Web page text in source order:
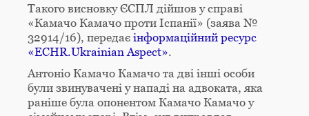
Такого висновку ЄСПЛ дійшов у справі
«Камачо Камачо проти Іспанії» (заява №
32914/16), передає інформаційний ресурс
«ECHR.Ukrainian Aspect».
Антоніо Камачо Камачо та дві інші особи
були звинувачені у нападі на адвоката, яка
раніше була опонентом Камачо Камачо у